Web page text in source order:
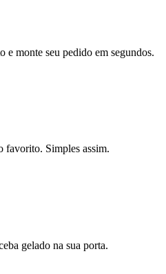
e monte seu pedido em segundos.
favorito. Simples assim.
gelado na sua porta.